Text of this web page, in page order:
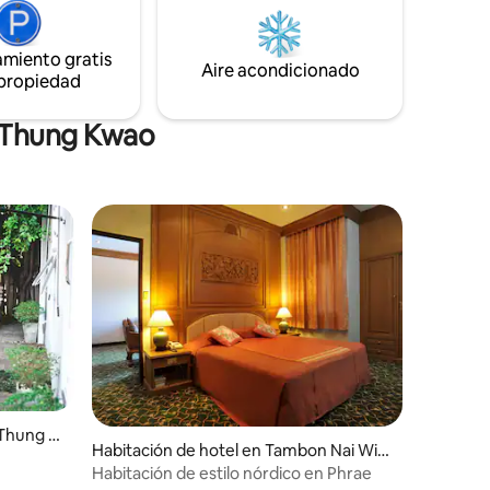
ideal
restaurante en el lugar, Bunny's
Steakhouse, sirve una excelente
selección de platos occidentales y
tailandeses del norte. Visita nuestro sitio
gratis
Aire acondicionado
Kwao
K
Habitación de hotel en Tambon Nai Wia
ng
Habitación de estilo nórdico en Phrae